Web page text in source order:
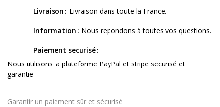
Livraison Livraison dans toute la France.
Information Nous repondons à toutes vos questions.
Paiement securisé
Nous utilisons la plateforme PayPal et stripe securisé et
garantie
Garantir un paiement sûr et sécurisé